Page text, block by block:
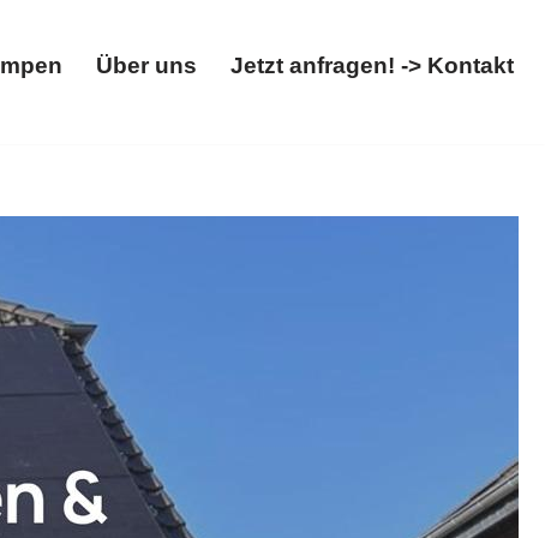
Über uns Jetzt anfragen! -> Kontakt
𝐖𝐎𝐋𝐓𝐈𝐂𝐒, Ihr Solar &
als auch ✓Wallbox. Gemeinsam zu